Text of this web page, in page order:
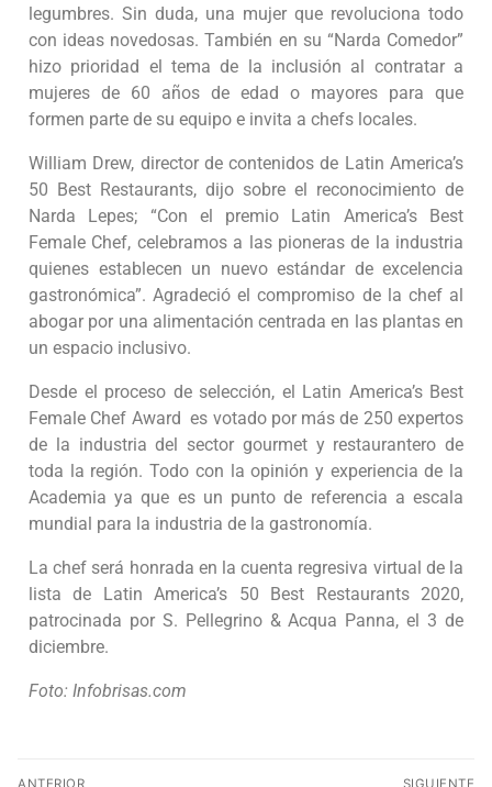
legumbres. Sin duda, una mujer que revoluciona todo
con ideas novedosas. También en su “Narda Comedor”
hizo prioridad el tema de la inclusión al contratar a
mujeres de 60 años de edad o mayores para que
formen parte de su equipo e invita a chefs locales.
William Drew, director de contenidos de Latin America’s
50 Best Restaurants, dijo sobre el reconocimiento de
Narda Lepes; “Con el premio Latin America’s Best
Female Chef, celebramos a las pioneras de la industria
quienes establecen un nuevo estándar de excelencia
gastronómica”. Agradeció el compromiso de la chef al
abogar por una alimentación centrada en las plantas en
un espacio inclusivo.
Desde el proceso de selección, el Latin America’s Best
Female Chef Award es votado por más de 250 expertos
de la industria del sector gourmet y restaurantero de
toda la región. Todo con la opinión y experiencia de la
Academia ya que es un punto de referencia a escala
mundial para la industria de la gastronomía.
La chef será honrada en la cuenta regresiva virtual de la
lista de Latin America’s 50 Best Restaurants 2020,
patrocinada por S. Pellegrino & Acqua Panna, el 3 de
diciembre.
Foto: Infobrisas.com
ANTERIOR SIGUIENTE